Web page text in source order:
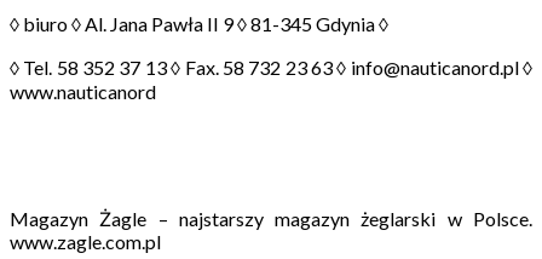
◊ biuro ◊ Al. Jana Pawła II 9 ◊ 81-345 Gdynia ◊
◊ Tel. 58 352 37 13 ◊ Fax. 58 732 23 63 ◊ info@nauticanord.pl ◊
www.nauticanord
Magazyn Żagle – najstarszy magazyn żeglarski w Polsce.
www.zagle.com.pl